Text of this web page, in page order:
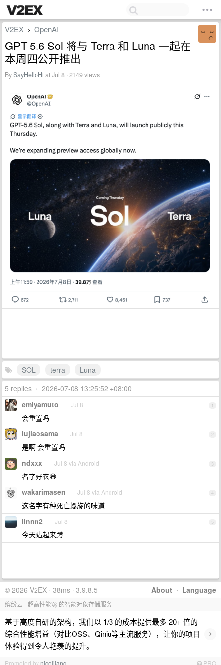
V2EX › OpenAI
GPT-5.6 Sol 将与 Terra 和 Luna 一起在
本周四公开推出
BySayHelloHi at Jul 8 · 2149 views
SOL terra
Luna
5 replies • 2026-07-08 13:25:52 +08:00
1
emiyamuto Jul 8
会重置吗
2
lujiaosama Jul 8
是啊 会重置吗
3
ndxxx Jul 8 via Android
名字好农😅
4
wakarimasen Jul 8 via Android
这名字有种死亡螺旋的味道
5
linnn2 Jul 8
今天站起来蹬
About · Language
© 2026 V2EX · 38ms · 3.9.8.5
缤纷云 - 超高性能🚀 的智能对象存储服务
基于高度自研的架构，我们以 1/3 的成本提供最多 20+ 倍的
综合性能增益（对比OSS、Qiniu等主流服务），让你的项目
体验得到令人艳羡的提升。
›
Promoted by nicoljiang PRO